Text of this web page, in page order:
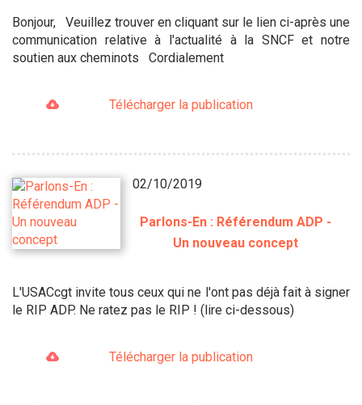
Bonjour, Veuillez trouver en cliquant sur le lien ci-après une
communication relative à l'actualité à la SNCF et notre
soutien aux cheminots Cordialement
Télécharger la publication
02/10/2019
Parlons-En : Référendum ADP -
Un nouveau concept
L'USACcgt invite tous ceux qui ne l'ont pas déjà fait à signer
le RIP ADP. Ne ratez pas le RIP ! (lire ci-dessous)
Télécharger la publication